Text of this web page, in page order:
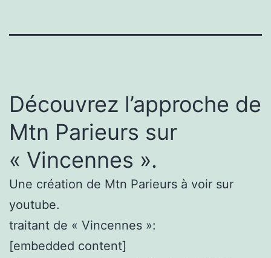
Découvrez l’approche de
Mtn Parieurs sur
« Vincennes ».
Une création de Mtn Parieurs à voir sur
youtube.
traitant de « Vincennes »:
[embedded content]